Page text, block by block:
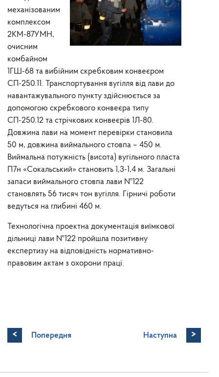
механізованим
комплексом
2КМ-87УМН,
очисним
комбайном
1ГШ-68 та вибійним скребковим конвеєром
СП-250.11. Транспортування вугілля від лави до
навантажувального пункту здійснюється за
допомогою скребкового конвеєра типу
СП-250.12 та стрічкових конвеєрів 1Л-80.
Довжина лави на момент перевірки становила
50 м, довжина виймального стовпа – 450 м.
Виймальна потужність (висота) вугільного пласта
П7н «Сокальський» становить 1,3-1,4 м. Загальні
запаси виймального стовпа лави №122
становлять 56 тисяч тон вугілля. Гірничі роботи
ведуться на глибині 460 м.
Технологічна проектна документація виїмкової
дільниці лави №122 пройшла позитивну
експертизу на відповідність нормативно-
правовим актам з охорони праці.
< Попередня Наступна >